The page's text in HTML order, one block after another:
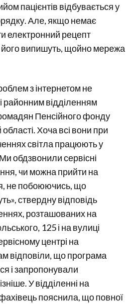
пацієнтів відбувається у
Але, якщо немає
електронний рецепт
випишуть, щойно мережа
з інтернетом не
районним відділенням
Пенсійного фонду
Хоча всі вони при
світла працюють у
обдзвонили сервісні
чи можна прийти на
не побоюючись, що
ствердну відповідь
розташованих на
125 і на вулиці
центрі на
відповіли, що програма
і запропонували
У відділенні на
пояснила, що повної